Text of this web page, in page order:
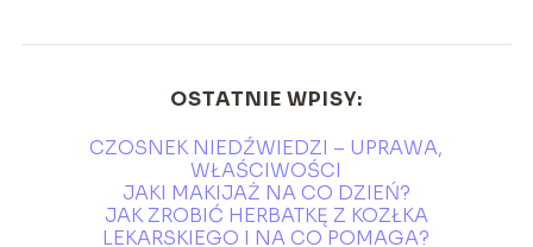
OSTATNIE WPISY:
CZOSNEK NIEDŹWIEDZI – UPRAWA,
WŁAŚCIWOŚCI
JAKI MAKIJAŻ NA CO DZIEŃ?
JAK ZROBIĆ HERBATKĘ Z KOZŁKA
LEKARSKIEGO I NA CO POMAGA?